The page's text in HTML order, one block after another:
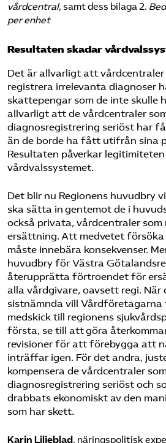
vårdcentral, samt dess bilaga 2.
per enhet
Resultaten skadar
Det är allvarligt att
registrera irrelevanta diagnoser
skattepengar som de inte skulle
allvarligt att de vårdcentraler
diagnosregistrering seriöst har
än de borde ha fått utifrån sina
Resultaten påverkar
vårdvalssystemet.
Det blir nu Regionens huvudbry
ska sätta in gentemot de i
också privata, vårdcentraler som
ersättning. Att medvetet
måste innebära konsekvenser.
huvudbry för Västra
återupprätta förtroendet för
alla vårdgivare, oavsett regi. När
sistnämnda vill
medskick till regionens
första, se till att göra
revisioner för att förebygga att
inträffar igen. För det andra,
kompensera de vårdcentraler
diagnosregistrering seriöst och
drabbats ekonomiskt av den
som har skett.
Karin Liljeblad , näringspolitisk